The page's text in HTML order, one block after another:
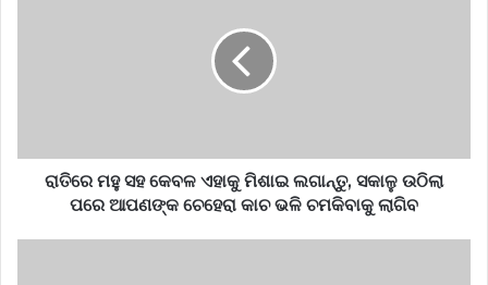
ରାତିରେ ମହୁ ସହ କେବଳ ଏହାକୁ ମିଶାଇ ଲଗାନ୍ତୁ, ସକାଳୁ ଉଠିଲା
ପରେ ଆପଣଙ୍କ ଚେହେରା କାଚ ଭଳି ଚମକିବାକୁ ଲାଗିବ